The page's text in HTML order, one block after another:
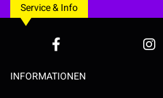
Service & Info
INFORMATIONEN